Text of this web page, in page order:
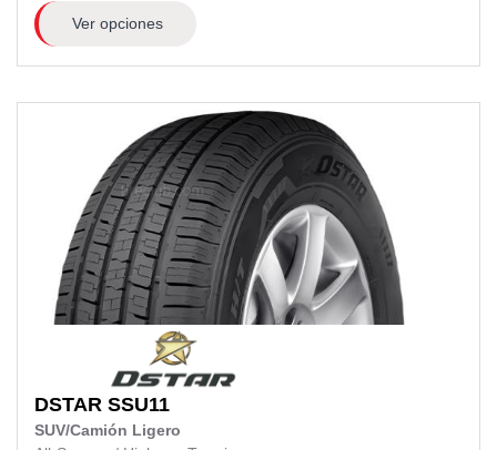
Ver opciones
DSTAR SSU11
SUV/Camión Ligero